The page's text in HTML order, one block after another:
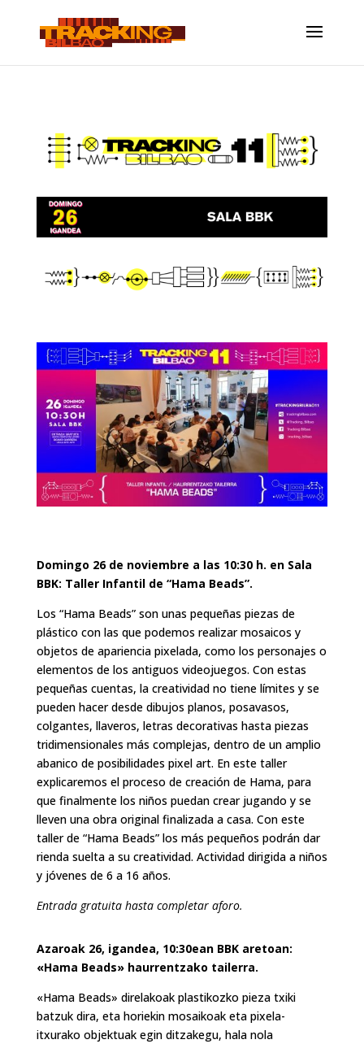
Domingo 26 de noviembre a las 10:30 h. en Sala
BBK: Taller Infantil de “Hama Beads”.
Los “Hama Beads” son unas pequeñas piezas de
plástico con las que podemos realizar mosaicos y
objetos de apariencia pixelada, como los personajes o
elementos de los antiguos videojuegos. Con estas
pequeñas cuentas, la creatividad no tiene límites y se
pueden hacer desde dibujos planos, posavasos,
colgantes, llaveros, letras decorativas hasta piezas
tridimensionales más complejas, dentro de un amplio
abanico de posibilidades pixel art. En este taller
explicaremos el proceso de creación de Hama, para
que finalmente los niños puedan crear jugando y se
lleven una obra original finalizada a casa. Con este
taller de “Hama Beads” los más pequeños podrán dar
rienda suelta a su creatividad. Actividad dirigida a niños
y jóvenes de 6 a 16 años.
Entrada gratuita hasta completar aforo.
Azaroak 26, igandea, 10:30ean BBK aretoan:
«Hama Beads» haurrentzako tailerra.
«Hama Beads» direlakoak plastikozko pieza txiki
batzuk dira, eta horiekin mosaikoak eta pixela-
itxurako objektuak egin ditzakegu, hala nola